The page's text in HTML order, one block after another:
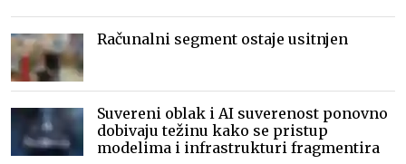
Računalni segment ostaje usitnjen
Suvereni oblak i AI suverenost ponovno
dobivaju težinu kako se pristup
modelima i infrastrukturi fragmentira